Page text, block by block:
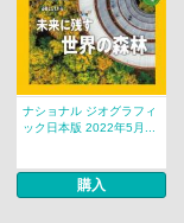
ナショナル ジオグラフィ
ック日本版 2022年5月...
購入